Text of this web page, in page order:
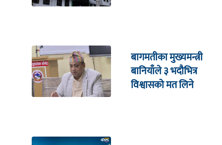
बागमतीका मुख्यमन्त्री
बानियाँले ३ भदौभित्र
विश्वासको मत लिने